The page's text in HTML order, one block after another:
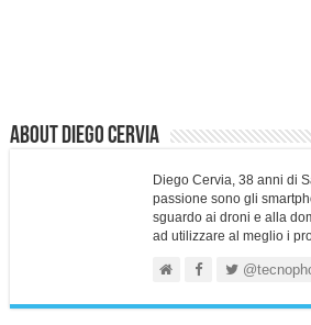
About Diego Cervia
Diego Cervia, 38 anni di
passione sono gli
sguardo ai droni e alla
ad utilizzare al meglio i